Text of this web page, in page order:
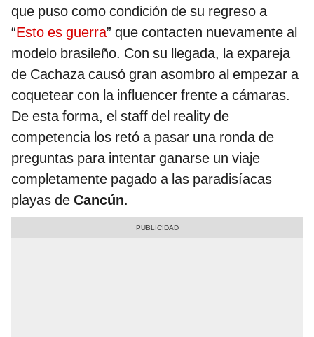
que puso como condición de su regreso a
“Esto es guerra” que contacten nuevamente al
modelo brasileño. Con su llegada, la expareja
de Cachaza causó gran asombro al empezar a
coquetear con la influencer frente a cámaras.
De esta forma, el staff del reality de
competencia los retó a pasar una ronda de
preguntas para intentar ganarse un viaje
completamente pagado a las paradisíacas
playas de Cancún.